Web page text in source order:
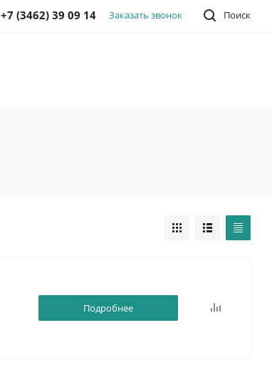
Поиск
+7 (3462) 39 09 14 Заказать звонок
Подробнее